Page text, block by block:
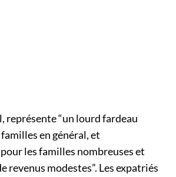
représente “un lourd fardeau
en général, et
les familles nombreuses et
revenus modestes”. Les expatriés